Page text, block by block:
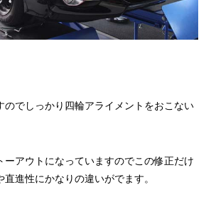
のでしっかり四輪アライメントをおこない
ーアウトになっていますのでこの修正だけ
進性にかなりの違いがでます。